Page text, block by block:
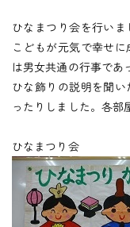
ひなまつり会を行いま
こどもが元気で幸せ
は男女共通の行事であ
ひな飾りの説明を聞
ったりしました。各部
ひなまつり会